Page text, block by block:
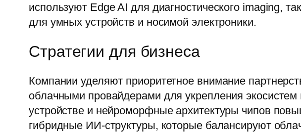
используют Edge AI для диагностического imaging,
для умных устройств и носимой электроники.
Стратегии для бизнеса
Компании уделяют приоритетное внимание
облачными провайдерами для укрепления
устройстве и нейроморфные архитектуры чипов
гибридные ИИ-структуры, которые балансируют